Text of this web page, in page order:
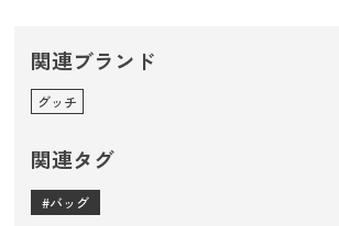
関連ブランド
グッチ
関連タグ
バッグ